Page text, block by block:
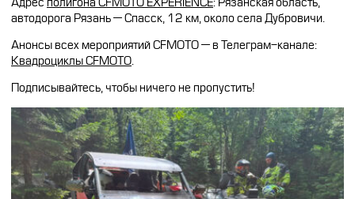
автодорога Рязань — Спасск, 12 км, около села Дубровичи.
Анонсы всех мероприятий CFMOTO — в Телеграм-канале:
Квадроциклы CFMOTO.
Подписывайтесь, чтобы ничего не пропустить!